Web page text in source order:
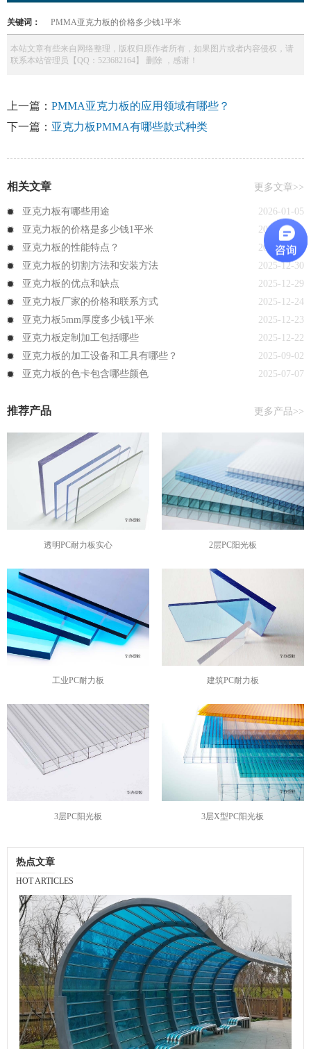
关键词： PMMA亚克力板的价格多少钱1平米
本站文章有些来自网络整理，版权归原作者所有，如果图片或者内容侵权，请
联系本站管理员【QQ：523682164】 删除 ，感谢！
上一篇： PMMA亚克力板的应用领域有哪些？
下一篇： 亚克力板PMMA有哪些款式种类
相关文章 更多文章>>
亚克力板有哪些用途
2026-01-05
亚克力板的价格是多少钱1平米
2025-12-31
亚克力板的性能特点？
2025-12-31
亚克力板的切割方法和安装方法
2025-12-30
亚克力板的优点和缺点
2025-12-29
亚克力板厂家的价格和联系方式
2025-12-24
亚克力板5mm厚度多少钱1平米
2025-12-23
亚克力板定制加工包括哪些
2025-12-22
亚克力板的加工设备和工具有哪些？
2025-09-02
亚克力板的色卡包含哪些颜色
2025-07-07
推荐产品 更多产品>>
透明PC耐力板实心 2层PC阳光板
工业PC耐力板 建筑PC耐力板
3层PC阳光板 3层X型PC阳光板
热点文章
HOT ARTICLES